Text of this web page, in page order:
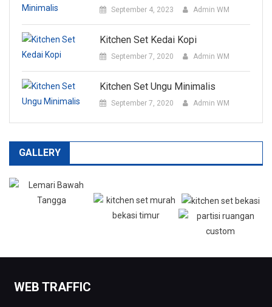
September 4, 2023 Admin WM
Kitchen Set Kedai Kopi
September 7, 2020 Admin WM
Kitchen Set Ungu Minimalis
September 7, 2020 Admin WM
GALLERY
WEB TRAFFIC